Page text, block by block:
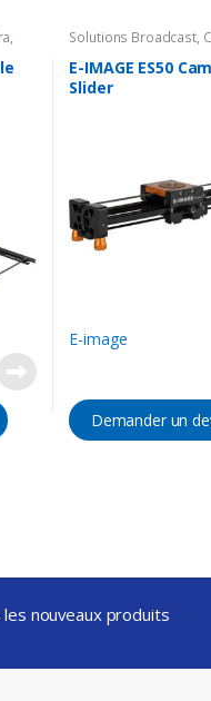
, Solutions Broadcast,
Accessoires Caméra,
E-IMAGE ES50
Slider
E-image
Demander un
nouveaux produits